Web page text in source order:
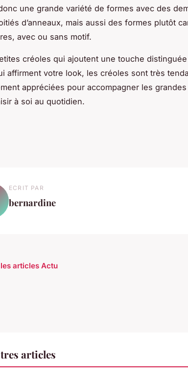
une grande variété de formes avec des
d’anneaux, mais aussi des formes plutôt
avec ou sans motif.
créoles qui ajoutent une touche
affirment votre look, les créoles sont très
appréciées pour accompagner les
à soi au quotidien.
ECRIT PAR
bernardine
articles Actu
articles